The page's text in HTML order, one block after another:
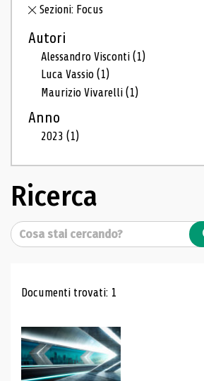
Sezioni: Focus
Autori
Alessandro Visconti(1)
Luca Vassio(1)
Maurizio Vivarelli(1)
Anno
2023(1)
Ricerca
Cerca
Risultati di ricerca
Documenti trovati: 1